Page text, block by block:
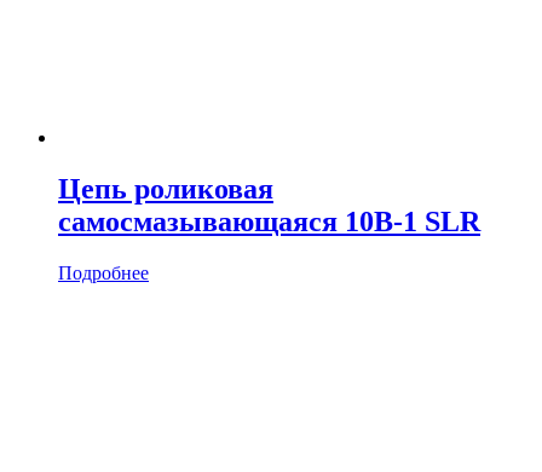
Цепь роликовая
cамосмазывающаяся 10B-1 SLR
Подробнее